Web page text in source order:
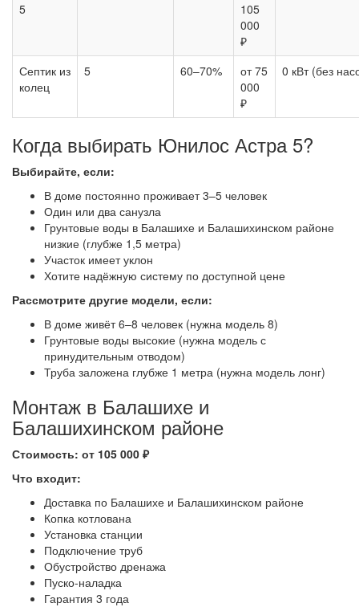
5
105
000
₽
Септик из
колец
5 60–70%
от 75
000
₽
0 кВт (без
Когда выбирать Юнилос Астра 5?
Выбирайте, если:
В доме постоянно проживает 3–5 человек
Один или два санузла
Грунтовые воды в Балашихе и Балашихинском районе
низкие (глубже 1,5 метра)
Участок имеет уклон
Хотите надёжную систему по доступной цене
Рассмотрите другие модели, если:
В доме живёт 6–8 человек (нужна модель 8)
Грунтовые воды высокие (нужна модель с
принудительным отводом)
Труба заложена глубже 1 метра (нужна модель лонг)
Монтаж в Балашихе и
Балашихинском районе
Стоимость: от 105 000 ₽
Что входит:
Доставка по Балашихе и Балашихинском районе
Копка котлована
Установка станции
Подключение труб
Обустройство дренажа
Пуско-наладка
Гарантия 3 года